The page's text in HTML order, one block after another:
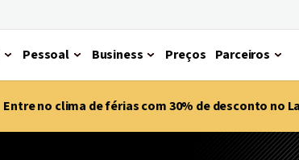
Pessoal Business Preços Parceiros
Entre no clima de férias com 30% de desconto no